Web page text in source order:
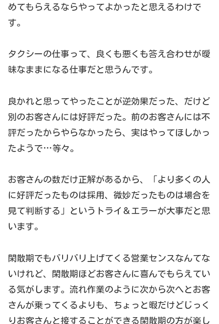
めてもらえるならやってよかったと思えるわけで
す。
タクシーの仕事って、良くも悪くも答え合わせが曖
昧なままになる仕事だと思うんです。
良かれと思ってやったことが逆効果だった、だけど
別のお客さんには好評だった。前のお客さんには不
評だったからやらなかったら、実はやってほしかっ
たようで…等々。
お客さんの数だけ正解があるから、「より多くの人
に好評だったものは採用、微妙だったものは場合を
見て判断する」というトライ＆エラーが大事だと思
います。
閑散期でもバリバリ上げてくる営業センスなんてな
いけれど、閑散期ほどお客さんに喜んでもらえてい
る気がします。流れ作業のように次から次へとお客
さんが乗ってくるよりも、ちょっと暇だけどじっく
りお客さんと接することができる閑散期の方が楽し